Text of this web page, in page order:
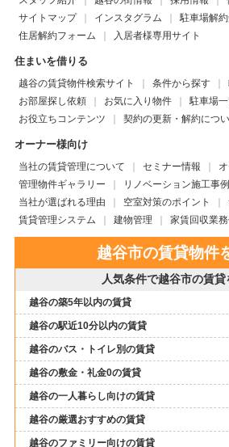
サイトマップ
インスタグラム
駐車場解
住居解約フォーム
入居者様専用サイト
住まいを借りる
越谷の賃貸物件検索サイト 条件から探す
お部屋探し依頼
お気に入り物件
駐車場
お役立ちコンテンツ
契約の更新・解約につ
オーナー様向け
当社の賃貸管理について セミナー情報
管理物件ギャラリー
リノベーション施工事例
当社が選ばれる理由
空室対策のポイント
賃貸管理システム
建物管理 家賃回収業
越谷市の賃貸物件
人気条件で越谷市の賃貸
越谷の築5年以内の賃貸
越谷の駅近10分以内の賃貸
越谷のバス・トイレ別の賃貸
越谷の敷金・礼金0の賃貸
越谷の一人暮らし向けの賃貸
越谷の厳選おすすめの賃貸
越谷のファミリー向けの賃貸